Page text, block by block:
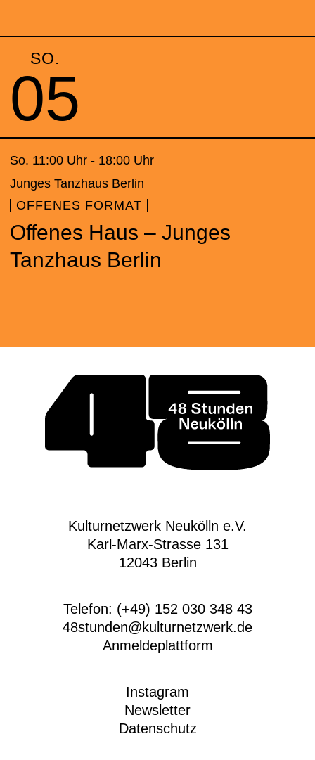
SO.
05
So. 11:00 Uhr - 18:00 Uhr
Junges Tanzhaus Berlin
OFFENES FORMAT
Offenes Haus – Junges
Tanzhaus Berlin
Kulturnetzwerk Neukölln e.V.
Karl-Marx-Strasse 131
12043 Berlin
Telefon: (+49) 152 030 348 43
48stunden@kulturnetzwerk.de
Anmeldeplattform
Instagram
Newsletter
Datenschutz